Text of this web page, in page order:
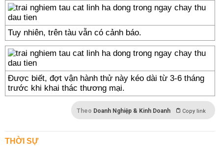
Tuy nhiên, trên tàu vẫn có cảnh báo.
Được biết, đợt vận hành thử này kéo dài từ 3-6 tháng
trước khi khai thác thương mại.
Theo Doanh Nghiệp & Kinh Doanh Copy link
THỜI SỰ